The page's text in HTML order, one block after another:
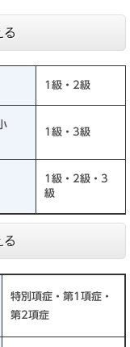
る
1級・2級
1級・3級
1級・2級・3
級
る
特別項症・第1項症・
第2項症